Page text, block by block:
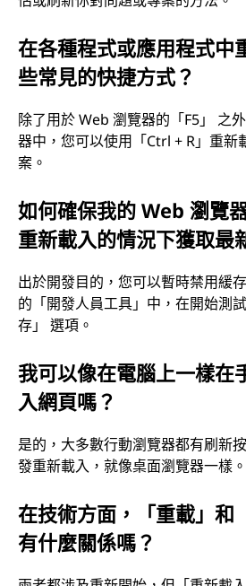
在各種程式或應用程式中
些常見的快捷方式？
除了用於 Web 瀏覽器的「F5」 之
器中，您可以使用「Ctrl + R」重新
案。
如何確保我的 Web 瀏覽
重新載入的情況下獲取最
出於開發目的，您可以暫時禁用緩
的「開發人員工具」中，在開始測
存」 選項。
我可以像在電腦上一樣在
入網頁嗎？
是的，大多數行動瀏覽器都有刷新
發重新載入，就像桌面瀏覽器一樣。
在技術方面，「重載」和
有什麼關係嗎？